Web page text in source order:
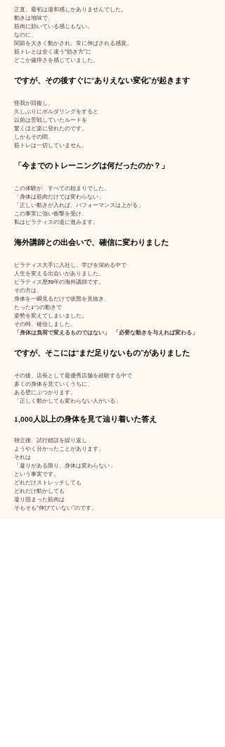
正直、最初は違和感しかありませんでした。
動きは地味で、
筋肉に効いている感じもない。
なのに、
関節を大きく動かされ、常に伸ばされる感覚。
筋トレとは全く違う“効き方”に
どこか歯痒さを感じていました。
ですが、その後すぐに“ありえない変化”が起きます
怪我が回復し、
久しぶりにボルダリングをすると
以前は苦戦していたルートを
驚くほど楽に登れたのです。
しかもその間、
筋トレは一切していません。
「今までのトレーニングは何だったのか？」
この体験が、すべての始まりでした。
「身体は筋肉だけでは変わらない」
「正しい動きが入れば、パフォーマンスは上がる」
この事実に強い衝撃を受け、
私はピラティスの道に進みます。
海外講師との出会いで、確信に変わりました
ピラティス大手に入社し、学びを深める中で
人生を変える出会いがありました。
ピラティス歴50年の海外講師です。
その方は、
身体を一瞬見るだけで状態を見抜き、
たった1つの動きで
姿勢を変えてしまいました。
その時、確信しました。
「身体は負荷で変えるものではない」 「必要な動きを与えれば変わる」
ですが、そこには“まだ足りないもの”がありました
その後、店長として最優秀店舗を経験する中で
多くの身体を見ていくうちに、
ある壁にぶつかります。
「正しく動かしても変わらない人がいる」
1,000人以上の身体を見て辿り着いた答え
独立後、試行錯誤を繰り返し
ようやく分かったことがあります。
それは
「凝りがある限り、身体は変わらない」
という事実です。
どれだけストレッチしても
どれだけ動かしても
凝り固まった筋肉は
そもそも“伸びていない”のです。